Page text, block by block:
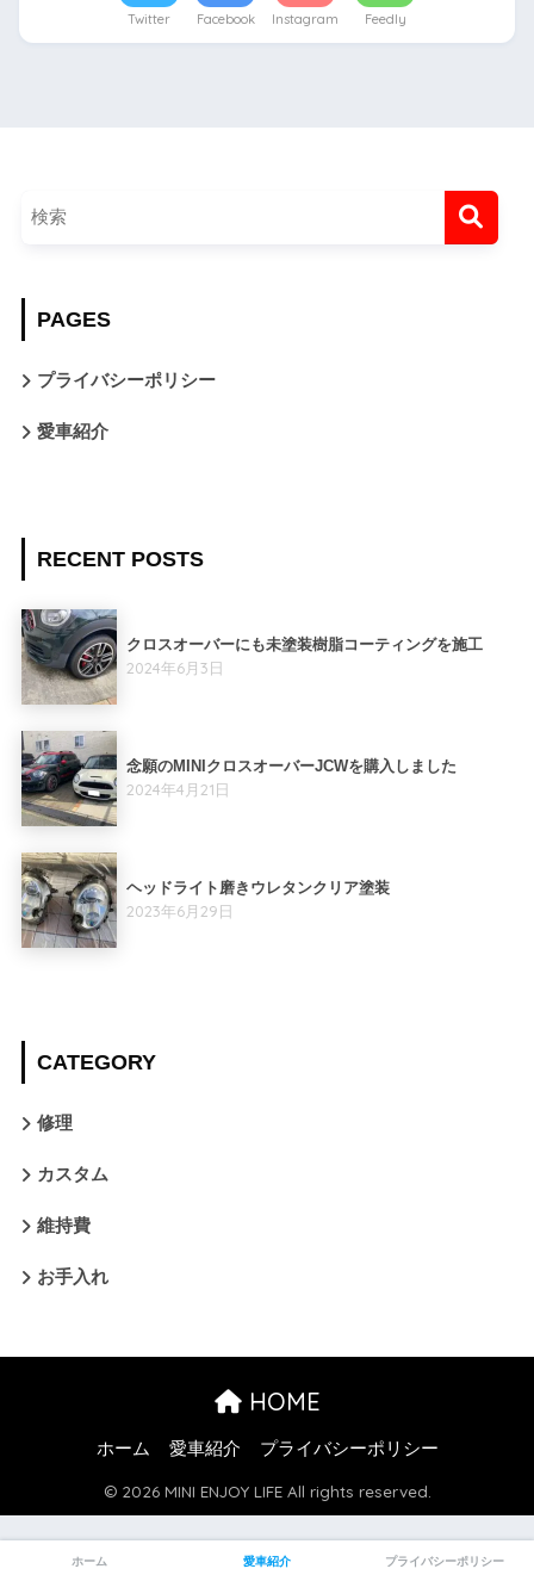
Twitter Facebook Instagram Feedly
PAGES
プライバシーポリシー
愛車紹介
RECENT POSTS
クロスオーバーにも未塗装樹脂コーティングを施工
2024年6月3日
念願のMINIクロスオーバーJCWを購入しました
2024年4月21日
ヘッドライト磨きウレタンクリア塗装
2023年6月29日
CATEGORY
修理
カスタム
維持費
お手入れ
HOME
ホーム 愛車紹介 プライバシーポリシー
© 2026 MINI ENJOY LIFE All rights reserved.
ホーム 愛車紹介 プライバシーポリシー